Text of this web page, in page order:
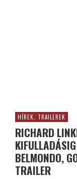
HÍREK, TRAILEREK
RICHARD
BELMONDO,
TRAILER